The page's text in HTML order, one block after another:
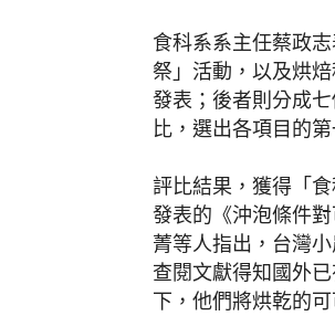
食科系系主任蔡政
祭」活動，以及烘
發表；後者則分成
比，選出各項目的第
評比結果，獲得「
發表的《沖泡條件
菁等人指出，台灣
查閱文獻得知國外
下，他們將烘乾的